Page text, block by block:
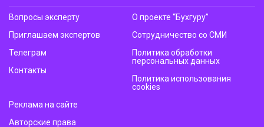
Вопросы эксперту
Приглашаем экспертов
Телеграм
Контакты
О проекте “Бухгуру”
Сотрудничество со СМИ
Политика обработки
персональных данных
Политика использования
cookies
Реклама на сайте
Авторские права